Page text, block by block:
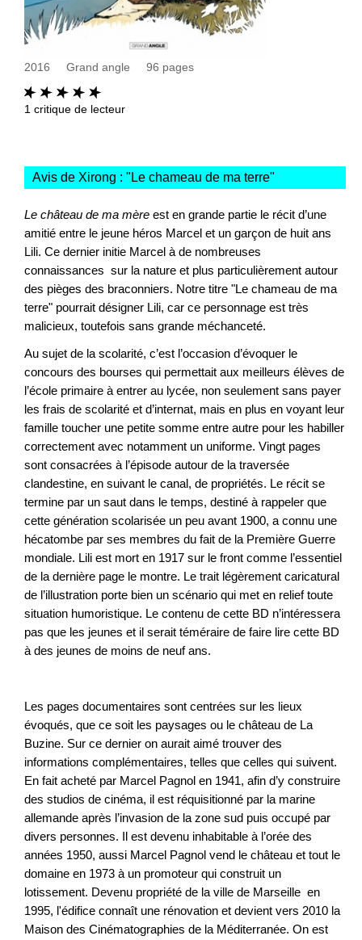
2016 Grand angle 96 pages
1 critique de lecteur
Avis de Xirong : " Le chameau de ma terre"
Le château de ma mère est en grande partie le récit d’une
amitié entre le jeune héros Marcel et un garçon de huit ans
Lili. Ce dernier initie Marcel à de nombreuses
connaissances sur la nature et plus particulièrement autour
des pièges des braconniers. Notre titre "Le chameau de ma
terre" pourrait désigner Lili, car ce personnage est très
malicieux, toutefois sans grande méchanceté.
Au sujet de la scolarité, c’est l’occasion d’évoquer le
concours des bourses qui permettait aux meilleurs élèves de
l’école primaire à entrer au lycée, non seulement sans payer
les frais de scolarité et d’internat, mais en plus en voyant leur
famille toucher une petite somme entre autre pour les habiller
correctement avec notamment un uniforme. Vingt pages
sont consacrées à l’épisode autour de la traversée
clandestine, en suivant le canal, de propriétés. Le récit se
termine par un saut dans le temps, destiné à rappeler que
cette génération scolarisée un peu avant 1900, a connu une
hécatombe par ses membres du fait de la Première Guerre
mondiale. Lili est mort en 1917 sur le front comme l’essentiel
de la dernière page le montre. Le trait légèrement caricatural
de l’illustration porte bien un scénario qui met en relief toute
situation humoristique. Le contenu de cette BD n’intéressera
pas que les jeunes et il serait téméraire de faire lire cette BD
à des jeunes de moins de neuf ans.
Les pages documentaires sont centrées sur les lieux
évoqués, que ce soit les paysages ou le château de La
Buzine. Sur ce dernier on aurait aimé trouver des
informations complémentaires, telles que celles qui suivent.
En fait acheté par Marcel Pagnol en 1941, afin d’y construire
des studios de cinéma, il est réquisitionné par la marine
allemande après l’invasion de la zone sud puis occupé par
divers personnes. Il est devenu inhabitable à l’orée des
années 1950, aussi Marcel Pagnol vend le château et tout le
domaine en 1973 à un promoteur qui construit un
lotissement. Devenu propriété de la ville de Marseille en
1995, l'édifice connaît une rénovation et devient vers 2010 la
Maison des Cinématographies de la Méditerranée. On est